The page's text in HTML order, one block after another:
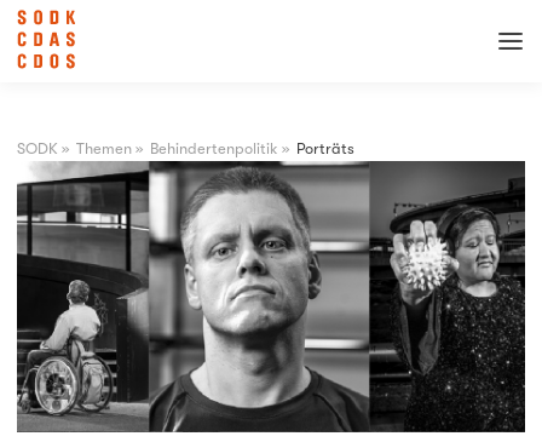
SODK » Themen » Behindertenpolitik » Porträts